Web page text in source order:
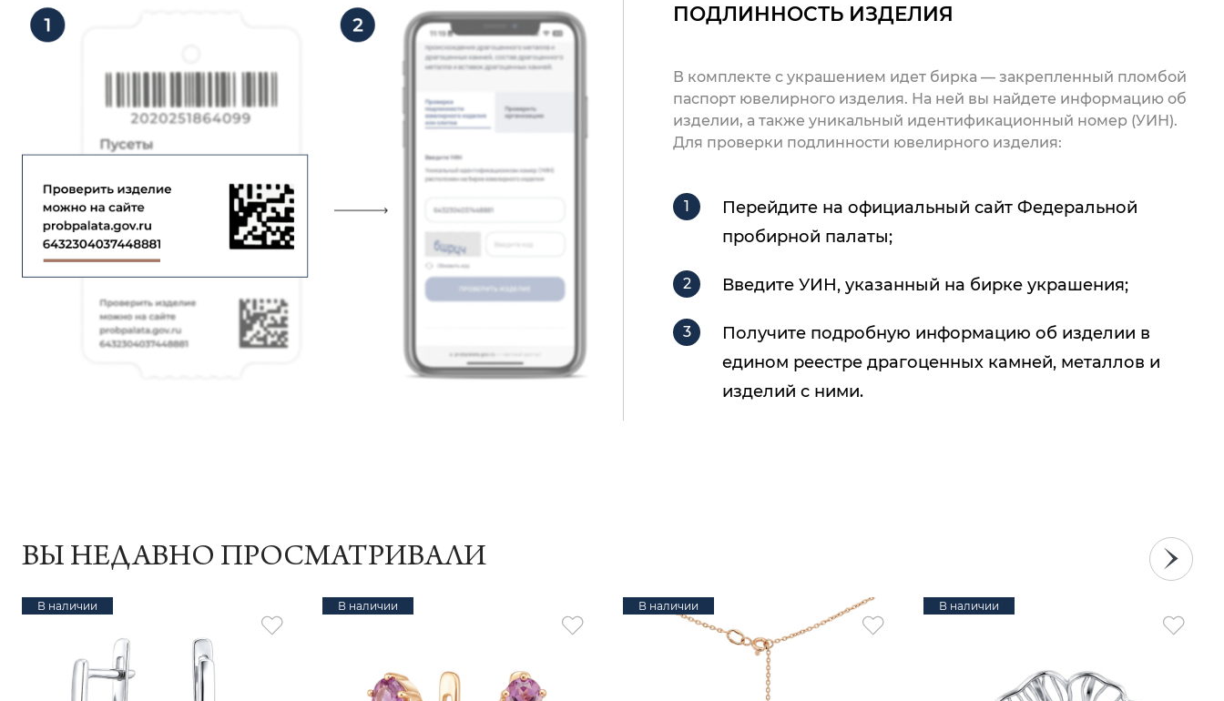
ПОДЛИННОСТЬ ИЗДЕЛИЯ
В комплекте с украшением идет бирка — закрепленный пломбой
паспорт ювелирного изделия. На ней вы найдете информацию об
изделии, а также уникальный идентификационный номер (УИН).
Для проверки подлинности ювелирного изделия:
Перейдите на официальный сайт Федеральной
пробирной палаты;
Введите УИН, указанный на бирке украшения;
Получите подробную информацию об изделии в
едином реестре драгоценных камней, металлов и
изделий с ними.
ВЫ НЕДАВНО ПРОСМАТРИВАЛИ
В наличии В наличии В наличии В наличии